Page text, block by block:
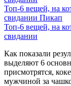
Топ-6 вещей, на
свидании Пикап
Топ-6 вещей, на
свидании
Как показали
выделяют 6
присмотрятся,
мужчиной за